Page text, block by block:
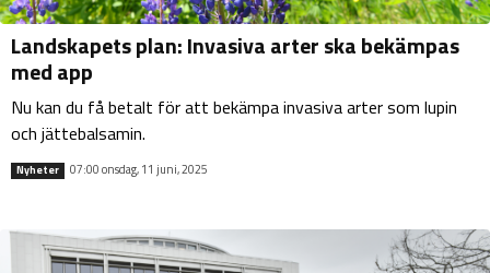
Landskapets plan: Invasiva arter ska bekämpas
med app
Nu kan du få betalt för att bekämpa invasiva arter som lupin
och jättebalsamin.
Nyheter 07:00 onsdag, 11 juni, 2025